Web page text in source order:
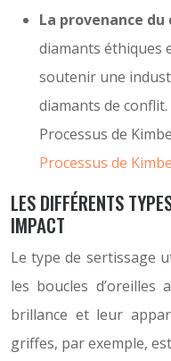
La provenance
diamants éthiques
soutenir une
diamants de
Processus de
Processus de
LES DIFFÉRENTS
IMPACT
Le type de sertissage
les boucles
brillance et leur
griffes, par exemple,